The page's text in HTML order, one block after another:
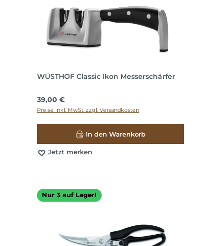
WÜSTHOF Classic Ikon Messerschärfer
Regulärer Preis:
39,00 €
Preise inkl. MwSt. zzgl. Versandkosten
In den Warenkorb
Jetzt merken
Nur 3 auf Lager!